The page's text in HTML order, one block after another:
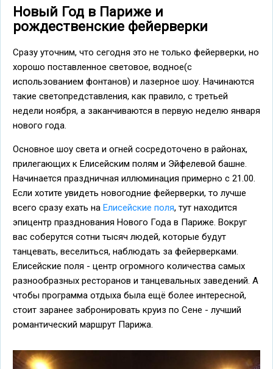
Новый Год в Париже и
рождественские фейерверки
Сразу уточним, что сегодня это не только фейерверки, но
хорошо поставленное световое, водное(с
использованием фонтанов) и лазерное шоу. Начинаются
такие светопредставления, как правило, с третьей
недели ноября, а заканчиваются в первую неделю января
нового года.
Основное шоу света и огней сосредоточено в районах,
прилегающих к Елисейским полям и Эйфелевой башне.
Начинается праздничная иллюминация примерно с 21.00.
Если хотите увидеть новогодние фейерверки, то лучше
всего сразу ехать на Елисейские поля, тут находится
эпицентр празднования Нового Года в Париже. Вокруг
вас соберутся сотни тысяч людей, которые будут
танцевать, веселиться, наблюдать за фейерверками.
Елисейские поля - центр огромного количества самых
разнообразных ресторанов и танцевальных заведений. А
чтобы программа отдыха была ещё более интересной,
стоит заранее забронировать круиз по Сене - лучший
романтический маршрут Парижа.